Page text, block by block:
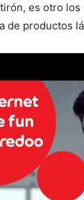
es otro
de productos